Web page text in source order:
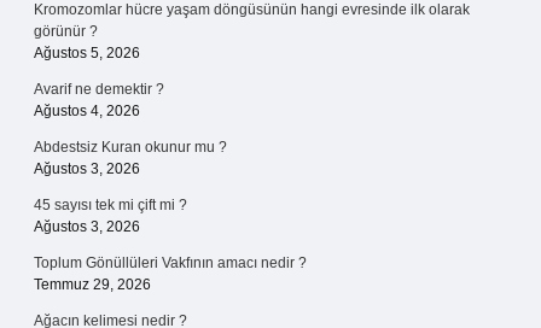
Kromozomlar hücre yaşam döngüsünün hangi evresinde ilk olarak
görünür ?
Ağustos 5, 2026
Avarif ne demektir ?
Ağustos 4, 2026
Abdestsiz Kuran okunur mu ?
Ağustos 3, 2026
45 sayısı tek mi çift mi ?
Ağustos 3, 2026
Toplum Gönüllüleri Vakfının amacı nedir ?
Temmuz 29, 2026
Ağacın kelimesi nedir ?